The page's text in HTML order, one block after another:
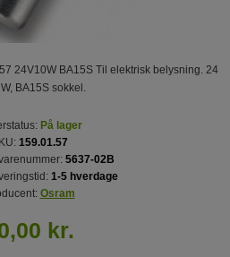
24V10W BA15S Til elektrisk belysning. 24
BA15S sokkel.
På lager
159.01.57
5637-02B
1-5 hverdage
Osram
kr.